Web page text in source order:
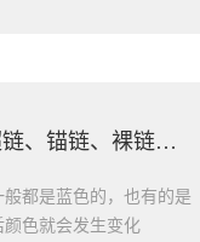
网站优化的一些链接超链、锚链、裸链、反链、眀链、暗链、黑链
都是蓝色的，也有的是
色就会发生变化